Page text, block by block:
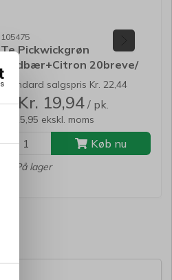
105475
Te Pickwickgrøn
Jordbær+Citron 20breve/
æsk
Standard salgspris Kr. 22,44
FraKr. 19,94 / pk.
Kr. 15,95 ekskl. moms
Køb nu
På lager